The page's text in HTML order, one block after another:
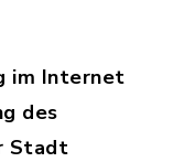
im Internet
des
Stadt